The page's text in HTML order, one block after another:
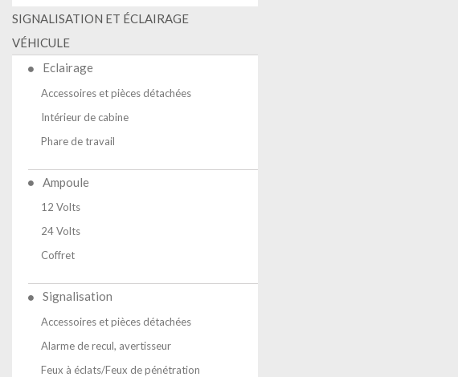
SIGNALISATION ET ÉCLAIRAGE
VÉHICULE
Eclairage
Accessoires et pièces détachées
Intérieur de cabine
Phare de travail
Ampoule
12 Volts
24 Volts
Coffret
Signalisation
Accessoires et pièces détachées
Alarme de recul, avertisseur
Feux à éclats/Feux de pénétration